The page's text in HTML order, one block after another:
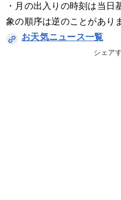
・月の出入りの時刻は当日
象の順序は逆のことがあり
お天気ニュース一覧
シェア